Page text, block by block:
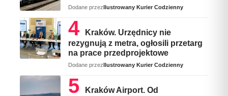
Dodane przezIlustrowany Kurier Codzienny
Kraków. Urzędnicy nie
rezygnują z metra, ogłosili przetarg
na prace przedprojektowe
Dodane przezIlustrowany Kurier Codzienny
Kraków Airport. Od